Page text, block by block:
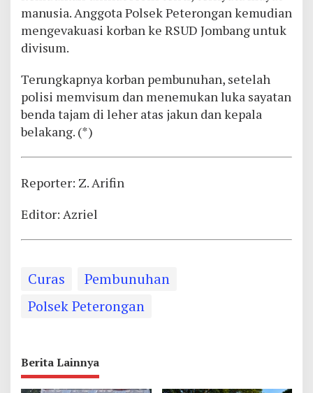
manusia. Anggota Polsek Peterongan kemudian
mengevakuasi korban ke RSUD Jombang untuk
divisum.
Terungkapnya korban pembunuhan, setelah
polisi memvisum dan menemukan luka sayatan
benda tajam di leher atas jakun dan kepala
belakang. (*)
Reporter: Z. Arifin
Editor: Azriel
Curas
Pembunuhan
Polsek Peterongan
Berita Lainnya